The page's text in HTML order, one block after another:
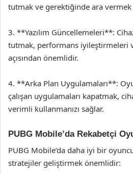
tutmak ve gerektiğinde ara
3. **Yazılım Güncellemeleri**:
tutmak, performans iyileştirmeleri
açısından önemlidir.
4. **Arka Plan Uygulamaları**:
çalışan uygulamaları kapatmak,
verimli kullanmanızı sağlar.
PUBG Mobile’da Rekabetçi
PUBG Mobile’da daha iyi bir
stratejiler geliştirmek önemlidir: